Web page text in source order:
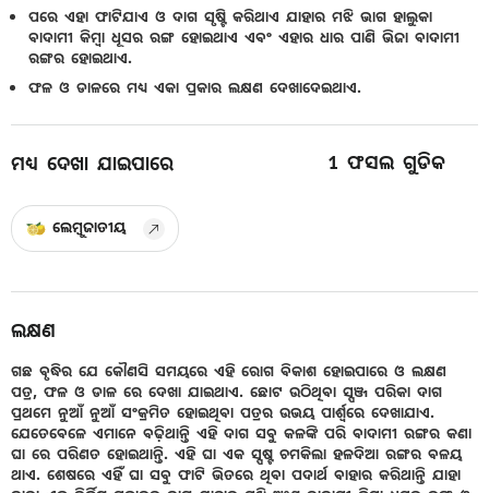
ପରେ ଏହା ଫାଟିଯାଏ ଓ ଦାଗ ସୃଷ୍ଟି କରିଥାଏ ଯାହାର ମଝି ଭାଗ ହାଲୁକା
ବାଦାମୀ କିମ୍ବା ଧୂସର ରଙ୍ଗ ହୋଇଥାଏ ଏବଂ ଏହାର ଧାର ପାଣି ଭିଜା ବାଦାମୀ
ରଙ୍ଗର ହୋଇଥାଏ.
ଫଳ ଓ ଡାଳରେ ମଧ୍ୟ ଏକା ପ୍ରକାର ଲକ୍ଷଣ ଦେଖାଦେଇଥାଏ.
ମଧ୍ୟ ଦେଖା ଯାଇପାରେ 1 ଫସଲ ଗୁଡିକ
ଲେମ୍ବୁଜାତୀୟ
ଲକ୍ଷଣ
ଗଛ ବୃଦ୍ଧିର ଯେ କୌଣସି ସମୟରେ ଏହି ରୋଗ ବିକାଶ ହୋଇପାରେ ଓ ଲକ୍ଷଣ
ପତ୍ର, ଫଳ ଓ ଡାଳ ରେ ଦେଖା ଯାଇଥାଏ. ଛୋଟ ଉଠିଥିବା ସ୍ପଞ୍ଜ ପରିକା ଦାଗ
ପ୍ରଥମେ ନୁଆଁ ନୁଆଁ ସଂକ୍ରମିତ ହୋଇଥିବା ପତ୍ରର ଉଭୟ ପାର୍ଶ୍ୱରେ ଦେଖାଯାଏ.
ଯେତେବେଳେ ଏମାନେ ବଢି଼ଥାନ୍ତି ଏହି ଦାଗ ସବୁ କଳଙ୍କି ପରି ବାଦାମୀ ରଙ୍ଗର କଣା
ଘା ରେ ପରିଣତ ହୋଇଥାନ୍ତି. ଏହି ଘା ଏକ ସ୍ପଷ୍ଟ ଚମକିଲା ହଳଦିଆ ରଙ୍ଗର ବଳୟ
ଥାଏ. ଶେଷରେ ଏହିଁ ଘା ସବୁ ଫାଟି ଭିତରେ ଥିବା ପଦାର୍ଥ ବାହାର କରିଥାନ୍ତି ଯାହା